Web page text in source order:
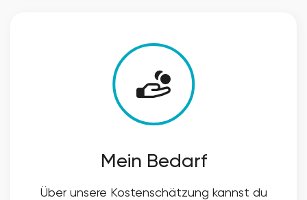
Mein Bedarf
Über unsere Kostenschätzung kannst du